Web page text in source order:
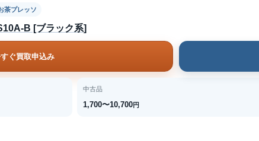
茶プレッソ
B [ブラック系]
ぐ買取申込み
中古品
1,700〜10,700円